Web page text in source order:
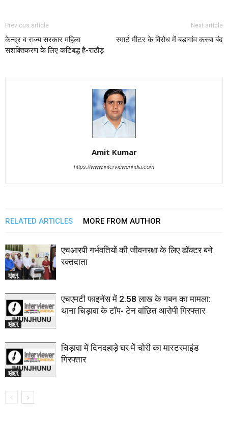
Previous article
केन्द्र व राज्य सरकार महिला
सशक्तिकरण के लिए कटिबद्ध है-राठौड़
Next article
स्मार्ट मीटर के विरोध में बड़ागांव कस्बा बंद
Amit Kumar
https://www.interviewerindia.com
RELATED ARTICLES MORE FROM AUTHOR
झुंझुनूं
एचआरपी गर्भवतियों की जीवनरक्षा के लिए डॉक्टर बने
रक्तदाता
झुंझुनूं
एचएमटी फाइनेंस में 2.58 लाख के गबन का मामला:
थाना चिड़ावा के टॉप- टेन वांछित आरोपी गिरफ्तार
झुंझुनूं
चिड़ावा में दिनदहाड़े घर में चोरी का मास्टरमाइंड
गिरफ्तार